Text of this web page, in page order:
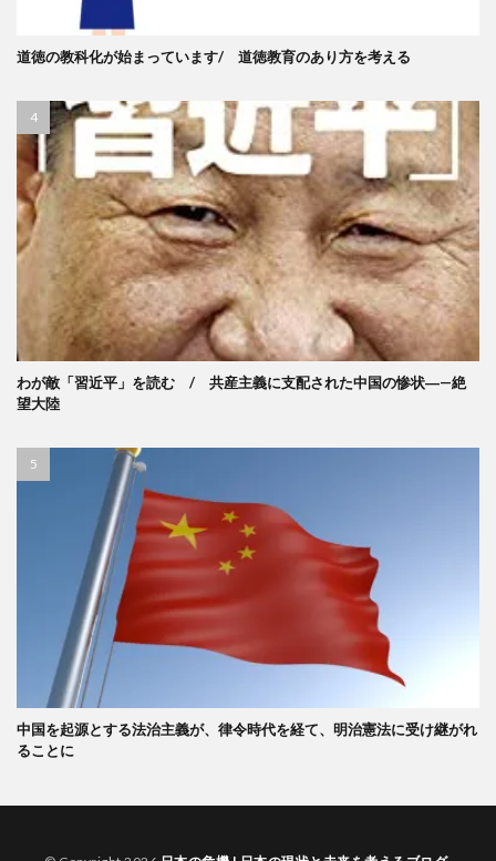
道徳の教科化が始まっています/ 道徳教育のあり方を考える
わが敵「習近平」を読む / 共産主義に支配された中国の惨状―—絶
望大陸
中国を起源とする法治主義が、律令時代を経て、明治憲法に受け継がれ
ることに